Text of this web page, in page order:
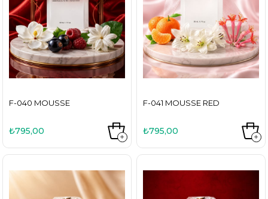
F-040 MOUSSE
₺795,00
F-041 MOUSSE RED
₺795,00